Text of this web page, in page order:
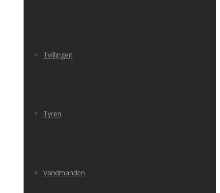
Tvillingen
Tyren
Vandmanden